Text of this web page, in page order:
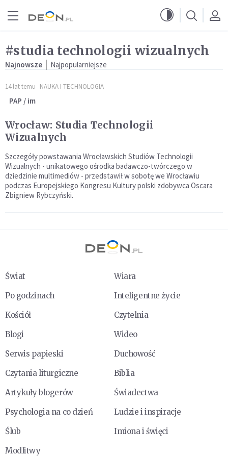
#studia technologii wizualnych
Najnowsze Najpopularniejsze
14 lat temu NAUKA I TECHNOLOGIA
PAP / im
Wrocław: Studia Technologii
Wizualnych
Szczegóły powstawania Wrocławskich Studiów Technologii
Wizualnych - unikatowego ośrodka badawczo-twórczego w
dziedzinie multimediów - przedstawił w sobotę we Wrocławiu
podczas Europejskiego Kongresu Kultury polski zdobywca Oscara
Zbigniew Rybczyński.
Świat
Wiara
Po godzinach
Inteligentne życie
Kościół
Czytelnia
Blogi
Wideo
Serwis papieski
Duchowość
Czytania liturgiczne
Biblia
Artykuły blogerów
Świadectwa
Psychologia na co dzień
Ludzie i inspiracje
Ślub
Imiona i święci
Modlitwy